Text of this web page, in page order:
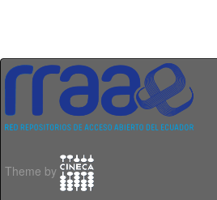
Theme by